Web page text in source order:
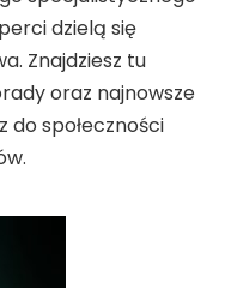
dzielą się
Znajdziesz tu
oraz najnowsze
do społeczności